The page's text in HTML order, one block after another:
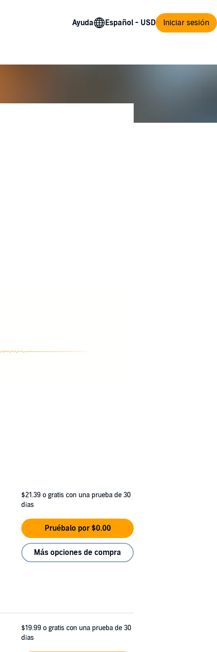
Ayuda Iniciar sesión
$21.39 o gratis con una prueba de 30
días
Pruébalo por $0.00
Más opciones de compra
$19.99 o gratis con una prueba de 30
días